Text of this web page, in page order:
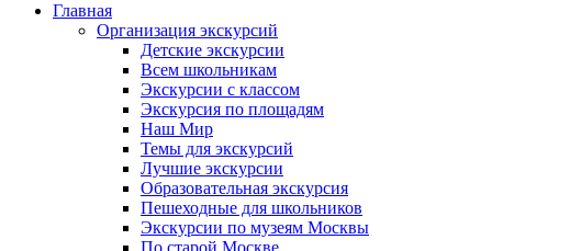
Главная
Организация экскурсий
Детские экскурсии
Всем школьникам
Экскурсии c классом
Экскурсия по площадям
Наш Мир
Темы для экскурсий
Лучшие экскурсии
Образовательная экскурсия
Пешеходные для школьников
Экскурсии по музеям Москвы
По старой Москве